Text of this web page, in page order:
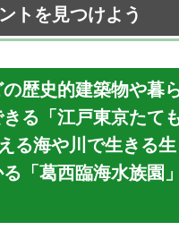
ントを見つけよう
歴史的建築物や暮
る「江戸東京たても
る海や川で生きる
る「葛西臨海水族園